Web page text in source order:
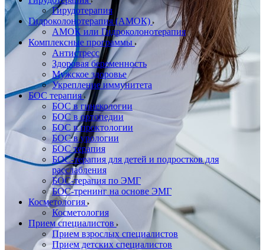
Гирудотерапия
Гидроколонотерапия (АМОК)
АМОК или Гидроколонотерапия
Комплексные программы
Антистресс
Здоровая беременность
Мужское здоровье
Укрепление иммунитета
БОС терапия
БОС в гинекологии
БОС в ортопедии
БОС в проктологии
БОС в урологии
БОС терапия
БОС-терапия для детей и подростков для
расслабления
БОС-терапия по ЭМГ
БОС-тренинг на основе ЭМГ
Косметология
Косметология
Прием специалистов
Прием взрослых специалистов
Прием детских специалистов